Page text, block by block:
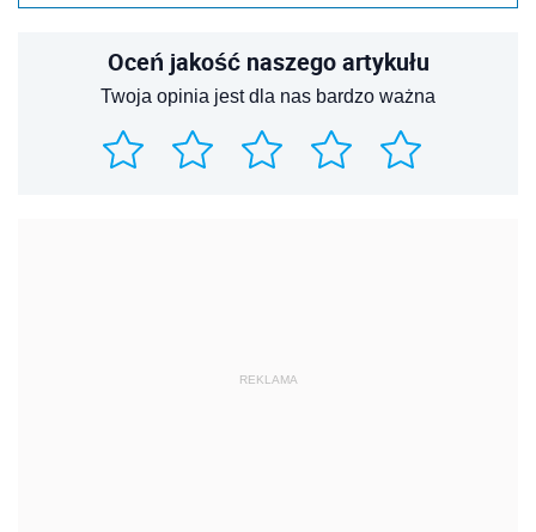
Oceń jakość naszego artykułu
Twoja opinia jest dla nas bardzo ważna
REKLAMA